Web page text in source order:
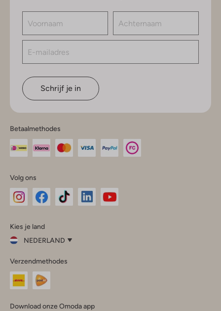
Schrijf je in
Betaalmethodes
Volg ons
InstagramFacebook
Kies je land
NEDERLAND
je
land
Nederland
Verzendmethodes
Download onze Omoda app